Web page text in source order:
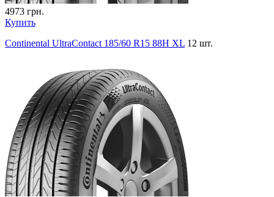
4973 грн.
Купить
Continental UltraContact 185/60 R15 88H XL 12 шт.